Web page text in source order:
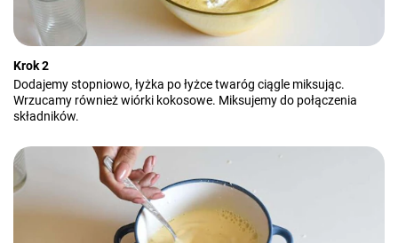
Krok 2
Dodajemy stopniowo, łyżka po łyżce twaróg ciągle miksując.
Wrzucamy również wiórki kokosowe. Miksujemy do połączenia
składników.